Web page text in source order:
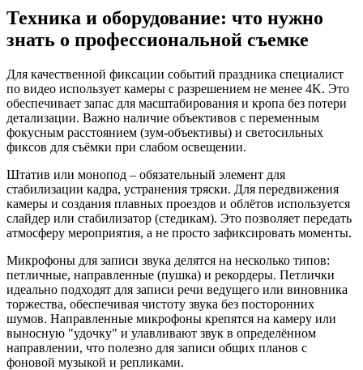
Техника и оборудование: что нужно
знать о профессиональной съемке
Для качественной фиксации событий праздника специалист
по видео использует камеры с разрешением не менее 4K. Это
обеспечивает запас для масштабирования и кропа без потери
детализации. Важно наличие объективов с переменным
фокусным расстоянием (зум-объективы) и светосильных
фиксов для съёмки при слабом освещении.
Штатив или монопод – обязательный элемент для
стабилизации кадра, устранения тряски. Для передвижения
камеры и создания плавных проездов и облётов используется
слайдер или стабилизатор (стедикам). Это позволяет передать
атмосферу мероприятия, а не просто зафиксировать моменты.
Микрофоны для записи звука делятся на несколько типов:
петличные, направленные (пушка) и рекордеры. Петлички
идеально подходят для записи речи ведущего или виновника
торжества, обеспечивая чистоту звука без посторонних
шумов. Направленные микрофоны крепятся на камеру или
выносную "удочку" и улавливают звук в определённом
направлении, что полезно для записи общих планов с
фоновой музыкой и репликами.